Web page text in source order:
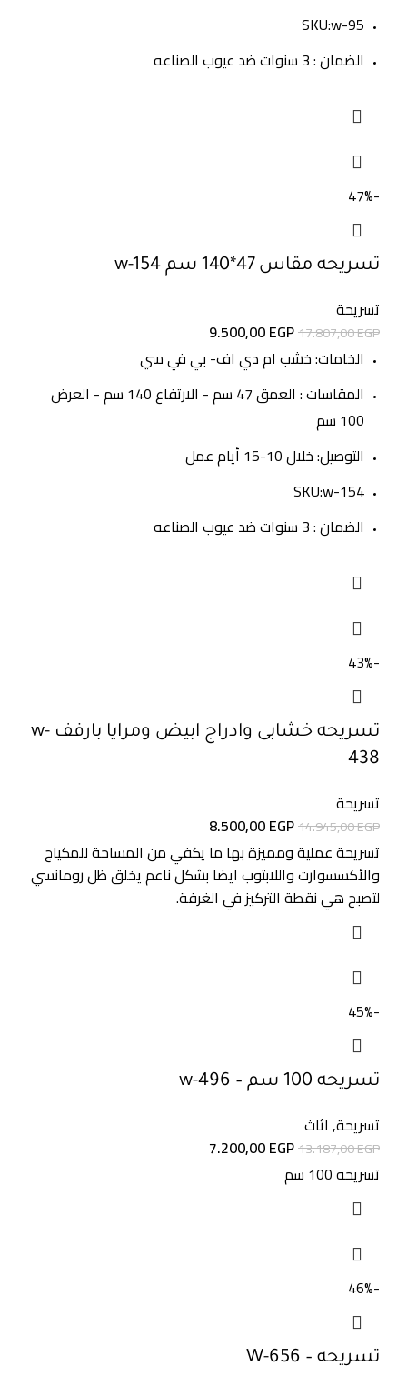
SKU:w-95
الضمان : 3 سنوات ضد عيوب الصناعه
-47%
تسريحه مقاس 47*140 سم w-154
تسريحة
17.807,00EGP
9.500,00EGP
الخامات: خشب ام دي اف- بي في سي
المقاسات : العمق 47 سم - الارتفاع 140 سم - العرض
100 سم
التوصيل: خلال 10-15 أيام عمل
SKU:w-154
الضمان : 3 سنوات ضد عيوب الصناعه
-43%
تسريحه خشابى وادراج ابيض ومرايا بارفف w-
438
تسريحة
14.945,00EGP
8.500,00EGP
تسريحة عملية ومميزة بها ما يكفي من المساحة للمكياج
والأكسسوارت واللابتوب ايضا بشكل ناعم يخلق ظل رومانسي
لتصبح هي نقطة التركيز في الغرفة.
-45%
تسريحه 100 سم – w-496
تسريحة, اثاث
13.187,00EGP
7.200,00EGP
تسريحه 100 سم
-46%
تسريحه – W-656